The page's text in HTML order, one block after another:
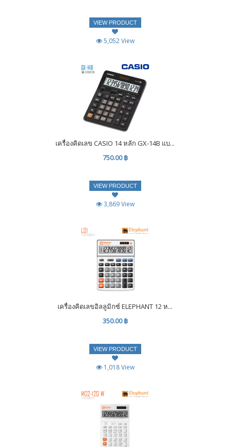
VIEW PRODUCT
5,052 View
เครื่องคิดเลข CASIO 14 หลัก GX-14B แบ...
750.00 ฿
VIEW PRODUCT
3,869 View
เครื่องคิดเลขอิลลูมิกซ์ ELEPHANT 12 ห...
350.00 ฿
VIEW PRODUCT
1,018 View